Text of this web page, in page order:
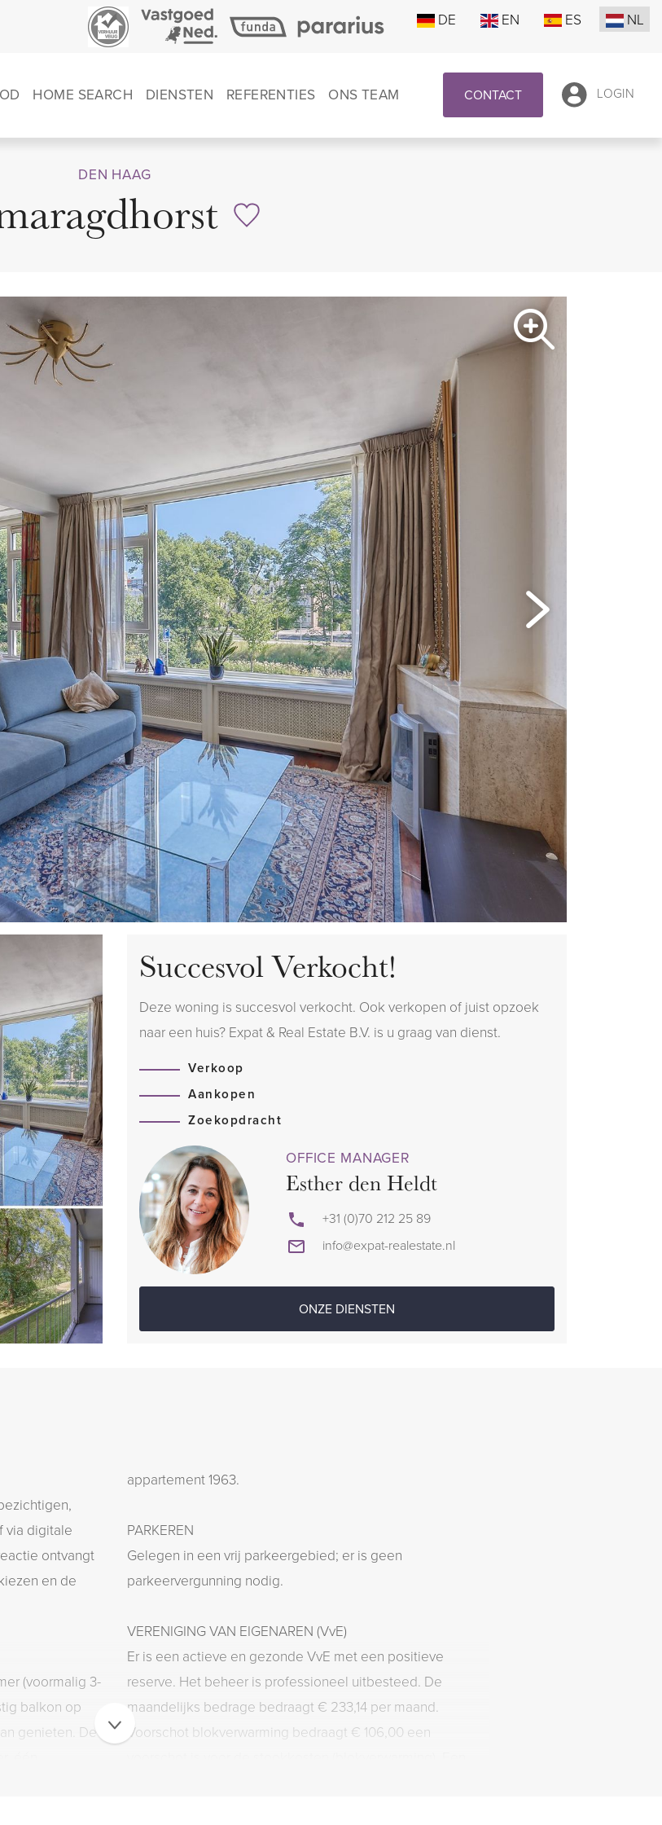
DE EN ES NL
HOME SEARCH DIENSTEN REFERENTIES ONS TEAM CONTACT LOGIN
DEN HAAG
Succesvol Verkocht!
Deze woning is succesvol verkocht. Ook verkopen of juist opzoek
naar een huis? Expat & Real Estate B.V. is u graag van dienst.
Verkoop
Aankopen
Zoekopdracht
OFFICE MANAGER
Esther den Heldt
+31 (0)70 212 25 89
info@expat-realestate.nl
ONZE DIENSTEN
via digitale
ontvangt
en de
(voormalig 3-
balkon op
genieten. De
appartement 1963.
PARKEREN
Gelegen in een vrij parkeergebied; er is geen
parkeervergunning nodig.
VERENIGING VAN EIGENAREN (VvE)
Er is een actieve en gezonde VvE met een positieve
reserve. Het beheer is professioneel uitbesteed. De
maandelijks bedrage bedraagt € 233,14 per maand.
Voorschot blokverwarming bedraagt € 106,00 een